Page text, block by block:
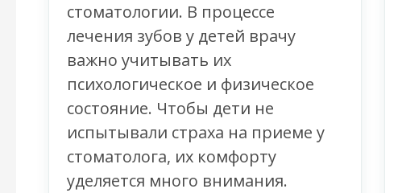
стоматологии. В процессе
лечения зубов у детей врачу
важно учитывать их
психологическое и физическое
состояние. Чтобы дети не
испытывали страха на приеме у
стоматолога, их комфорту
уделяется много внимания.